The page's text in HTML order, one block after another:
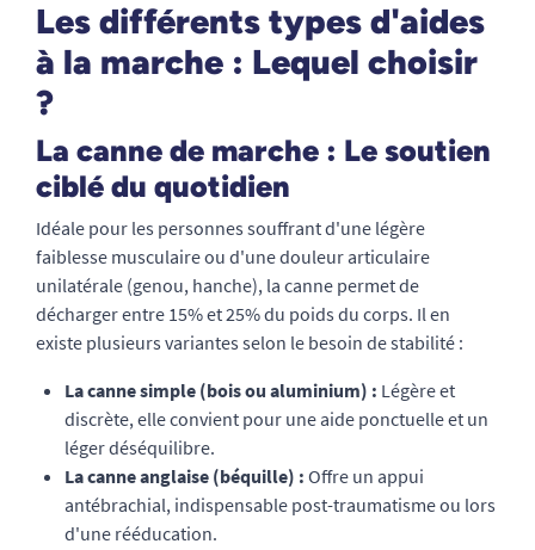
Les différents types d'aides
à la marche : Lequel choisir
?
La canne de marche : Le soutien
ciblé du quotidien
Idéale pour les personnes souffrant d'une légère
faiblesse musculaire ou d'une douleur articulaire
unilatérale (genou, hanche), la canne permet de
décharger entre 15% et 25% du poids du corps. Il en
existe plusieurs variantes selon le besoin de stabilité :
La canne simple (bois ou aluminium) : Légère et
discrète, elle convient pour une aide ponctuelle et un
léger déséquilibre.
La canne anglaise (béquille) : Offre un appui
antébrachial, indispensable post-traumatisme ou lors
d'une rééducation.